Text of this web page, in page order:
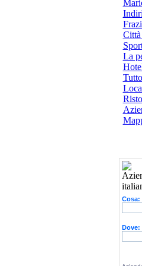
Città
La
Cosa:
Dove: